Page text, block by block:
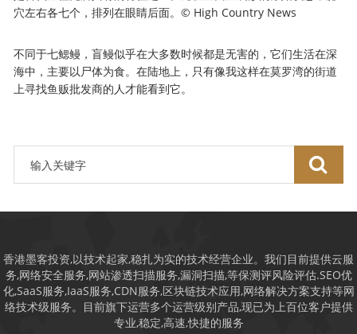
穴左右各七个，排列在眼睛后面。© High Country News
不同于七鳃鳗，盲鳗似乎在大多数时候都是无害的，它们生活在深
海中，主要以尸体为食。在陆地上，只有像我这样在莫罗湾的街道
上寻找鱼贩批发商的人才能看到它。
香港墨客投资,以技术起家,稳扎为实的技术经营企业。我们目前提供云服
务,网络安全服务,网站渗透扫描服务,漏洞扫描,等保测评风险评估.SEO优
化,SaaS服务,IaaS服务,CDN服务,区块链技术应用,网络解决方案支持等网
络技术级服务。目前旗下运营多个运营级别产品,现已为上百位客户提供
专业,稳定,高速,快捷的服务